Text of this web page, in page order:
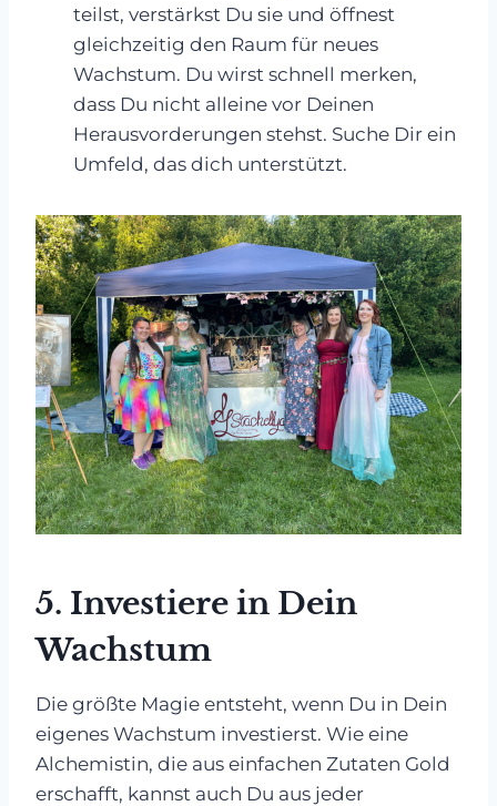
teilst, verstärkst Du sie und öffnest
gleichzeitig den Raum für neues
Wachstum. Du wirst schnell merken,
dass Du nicht alleine vor Deinen
Herausvorderungen stehst. Suche Dir ein
Umfeld, das dich unterstützt.
5. Investiere in Dein
Wachstum
Die größte Magie entsteht, wenn Du in Dein
eigenes Wachstum investierst. Wie eine
Alchemistin, die aus einfachen Zutaten Gold
erschafft, kannst auch Du aus jeder